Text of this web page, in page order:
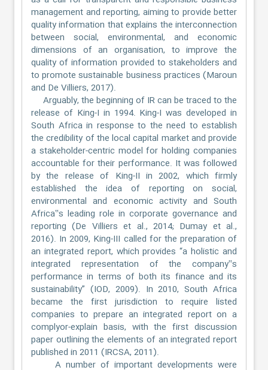
management and reporting, aiming to provide better
quality information that explains the interconnection
between social, environmental, and economic
dimensions of an organisation, to improve the
quality of information provided to stakeholders and
to promote sustainable business practices (Maroun
and De Villiers, 2017).
Arguably, the beginning of IR can be traced to the
release of King-I in 1994. King-I was developed in
South Africa in response to the need to establish
the credibility of the local capital market and provide
a stakeholder-centric model for holding companies
accountable for their performance. It was followed
by the release of King-II in 2002, which firmly
established the idea of reporting on social,
environmental and economic activity and South
Africa‟s leading role in corporate governance and
reporting (De Villiers et al., 2014; Dumay et al.,
2016). In 2009, King-III called for the preparation of
an integrated report, which provides “a holistic and
integrated representation of the company‟s
performance in terms of both its finance and its
sustainability” (IOD, 2009). In 2010, South Africa
became the first jurisdiction to require listed
companies to prepare an integrated report on a
complyor-explain basis, with the first discussion
paper outlining the elements of an integrated report
published in 2011 (IRCSA, 2011).
A number of important developments were